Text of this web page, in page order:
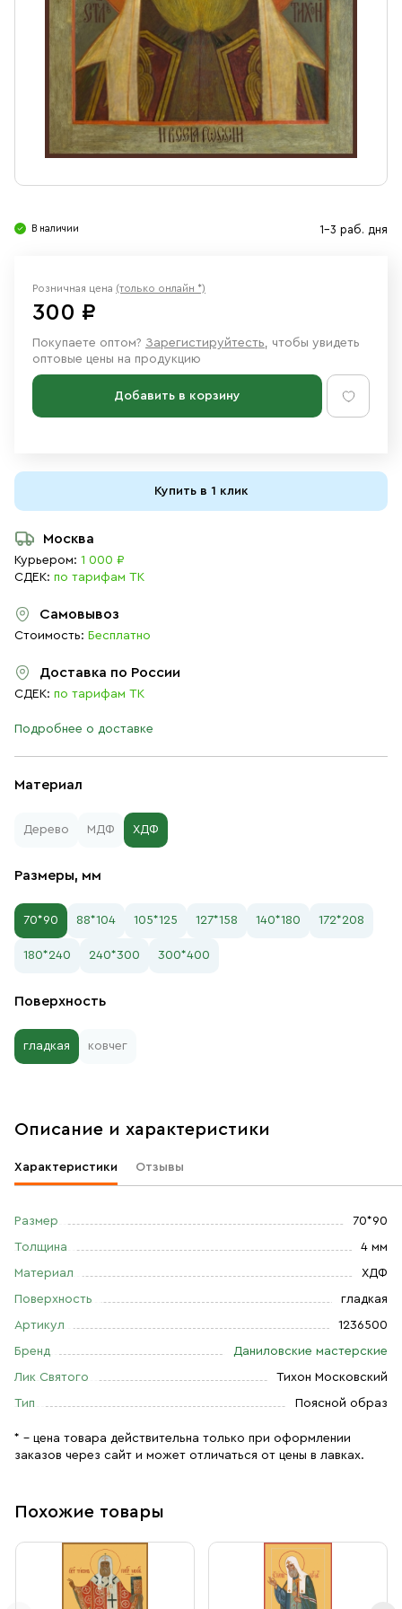
Ювелирные изделия
В наличии 1-3 раб. дня
Материал
Дерево МДФ ХДФ
Размеры, мм
70*90 88*104 105*125 127*158 140*180 172*208
180*240 240*300 300*400
Поверхность
гладкая ковчег
Розничная цена (только онлайн *)
300 ₽
Покупаете оптом? Зарегистируйтесть, чтобы увидеть
оптовые цены на продукцию
Добавить в корзину
Купить в 1 клик
Москва
Курьером: 1 000 ₽
СДЕК: по тарифам ТК
Самовывоз
Стоимость: Бесплатно
Доставка по России
СДЕК: по тарифам ТК
Подробнее о доставке
Описание и характеристики
Характеристики Отзывы
Размер 70*90
Толщина 4 мм
Материал ХДФ
Поверхность гладкая
Артикул 1236500
Бренд Даниловские мастерские
Лик Святого Тихон Московский
Тип Поясной образ
* – цена товара действительна только при оформлении
заказов через сайт и может отличаться от цены в лавках.
Похожие товары